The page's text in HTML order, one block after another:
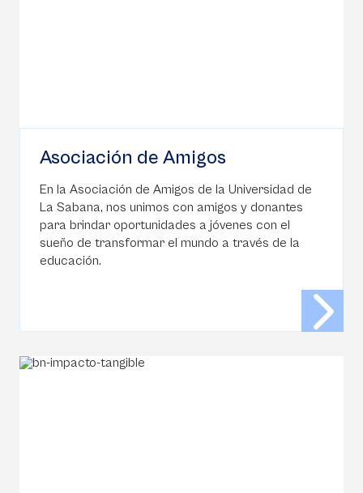
Asociación de Amigos
En la Asociación de Amigos de la Universidad de
La Sabana, nos unimos con amigos y donantes
para brindar oportunidades a jóvenes con el
sueño de transformar el mundo a través de la
educación.